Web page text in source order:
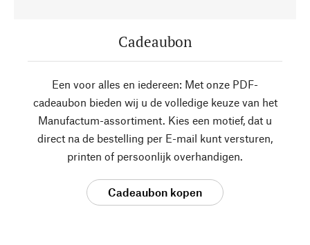
Cadeaubon
Een voor alles en iedereen: Met onze PDF-
cadeaubon bieden wij u de volledige keuze van het
Manufactum-assortiment. Kies een motief, dat u
direct na de bestelling per E-mail kunt versturen,
printen of persoonlijk overhandigen.
Cadeaubon kopen